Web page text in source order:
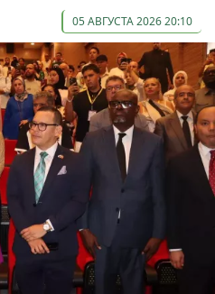
05 АВГУСТА 2026 20:10